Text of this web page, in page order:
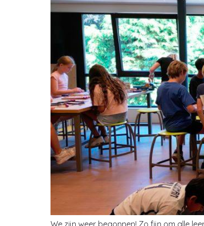
We zijn weer begonnen! Zo fijn om alle